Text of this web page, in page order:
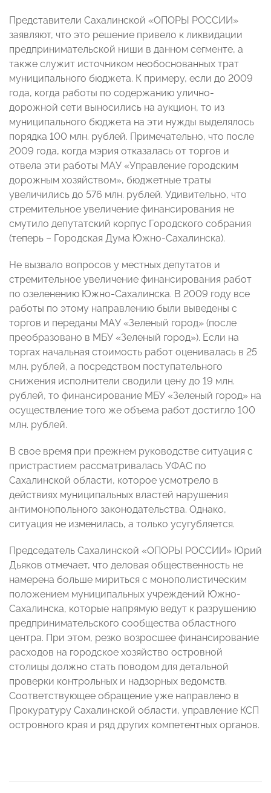
Представители Сахалинской «ОПОРЫ РОССИИ»
заявляют, что это решение привело к ликвидации
предпринимательской ниши в данном сегменте, а
также служит источником необоснованных трат
муниципального бюджета. К примеру, если до 2009
года, когда работы по содержанию улично-
дорожной сети выносились на аукцион, то из
муниципального бюджета на эти нужды выделялось
порядка 100 млн. рублей. Примечательно, что после
2009 года, когда мэрия отказалась от торгов и
отвела эти работы МАУ «Управление городским
дорожным хозяйством», бюджетные траты
увеличились до 576 млн. рублей. Удивительно, что
стремительное увеличение финансирования не
смутило депутатский корпус Городского собрания
(теперь – Городская Дума Южно-Сахалинска).
Не вызвало вопросов у местных депутатов и
стремительное увеличение финансирования работ
по озеленению Южно-Сахалинска. В 2009 году все
работы по этому направлению были выведены с
торгов и переданы МАУ «Зеленый город» (после
преобразовано в МБУ «Зеленый город»). Если на
торгах начальная стоимость работ оценивалась в 25
млн. рублей, а посредством поступательного
снижения исполнители сводили цену до 19 млн.
рублей, то финансирование МБУ «Зеленый город» на
осуществление того же объема работ достигло 100
млн. рублей.
В свое время при прежнем руководстве ситуация с
пристрастием рассматривалась УФАС по
Сахалинской области, которое усмотрело в
действиях муниципальных властей нарушения
антимонопольного законодательства. Однако,
ситуация не изменилась, а только усугубляется.
Председатель Сахалинской «ОПОРЫ РОССИИ» Юрий
Дьяков отмечает, что деловая общественность не
намерена больше мириться с монополистическим
положением муниципальных учреждений Южно-
Сахалинска, которые напрямую ведут к разрушению
предпринимательского сообщества областного
центра. При этом, резко возросшее финансирование
расходов на городское хозяйство островной
столицы должно стать поводом для детальной
проверки контрольных и надзорных ведомств.
Соответствующее обращение уже направлено в
Прокуратуру Сахалинской области, управление КСП
островного края и ряд других компетентных органов.